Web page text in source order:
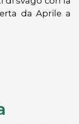
da Aprile a